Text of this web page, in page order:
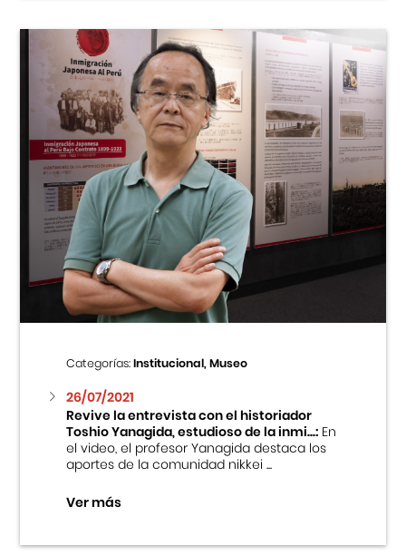
Categorías:Institucional, Museo
26/07/2021
Revive la entrevista con el historiador
Toshio Yanagida, estudioso de la inmi...:En
el video, el profesor Yanagida destaca los
aportes de la comunidad nikkei ...
Ver más